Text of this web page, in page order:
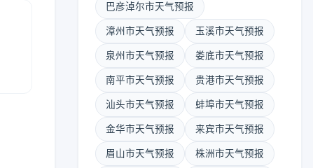
巴彦淖尔市天气预报
漳州市天气预报 玉溪市天气预报
泉州市天气预报 娄底市天气预报
南平市天气预报 贵港市天气预报
汕头市天气预报 蚌埠市天气预报
金华市天气预报 来宾市天气预报
眉山市天气预报 株洲市天气预报